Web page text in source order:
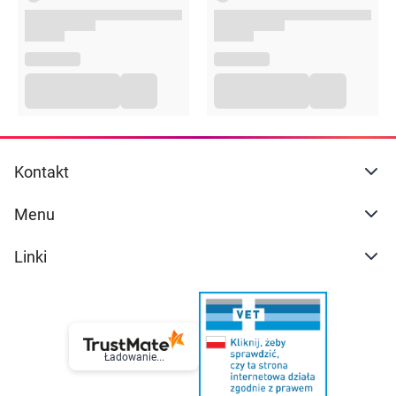
wydłużyć czas aplikacji do 45 minut łącznie.
Intensywność i trwałość koloryzacji zależy od
wyjściowego koloru, rodzaju i kondycji włosów.
Kontakt
Menu
Linki
Ładowanie...